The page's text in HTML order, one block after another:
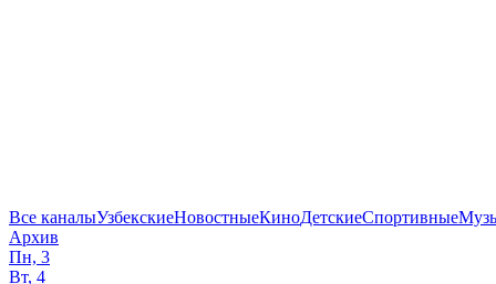
Все каналыУзбекскиеНовостныеКиноДетскиеСпортивные
Архив
Пн, 3
Вт, 4